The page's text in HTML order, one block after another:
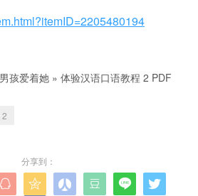
孩爱着她 » 体验汉语口语教程 2 PDF
分享到：
     